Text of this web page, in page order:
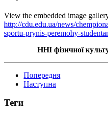
View the embedded image
http://cdu.edu.ua/news/
sportu-prynis-peremohy-
ННІ фізичної
Попередня
Наступна
Теги